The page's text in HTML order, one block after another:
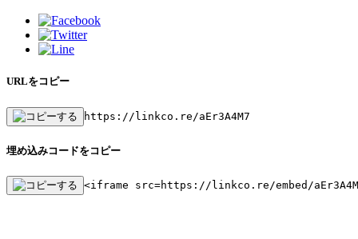
URLをコピー
https://linkco.re/aEr3A4M7
埋め込みコードをコピー
<iframe src=https://linkco.re/embed/